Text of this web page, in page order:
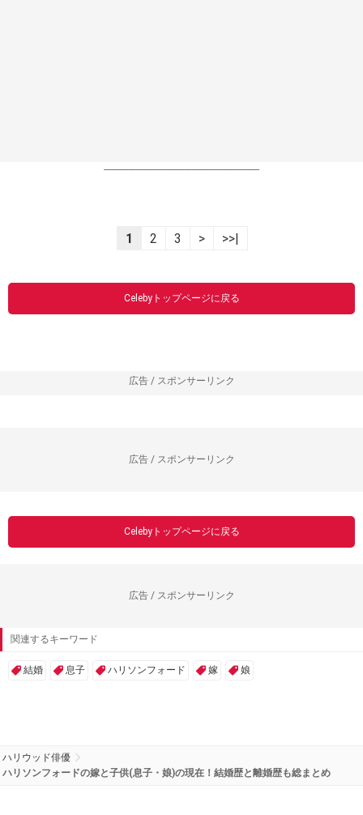
----------------------------------------------------------------
1 2 3 > >>|
Celebyトップページに戻る
広告 / スポンサーリンク
広告 / スポンサーリンク
Celebyトップページに戻る
広告 / スポンサーリンク
関連するキーワード
結婚 息子 ハリソンフォード 嫁 娘
ハリウッド俳優
ハリソンフォードの嫁と子供(息子・娘)の現在！結婚歴と離婚歴も総まとめ